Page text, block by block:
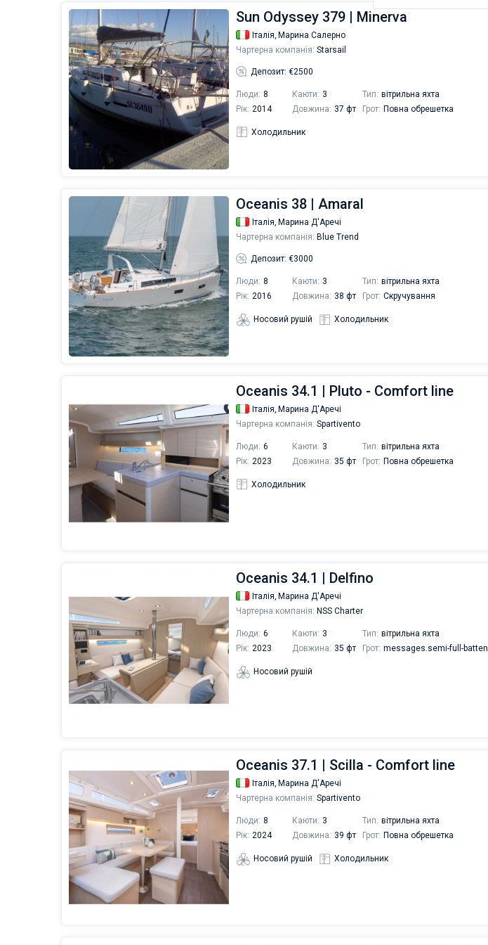
Sun Odyssey 379 | Minerva
Італія, Марина Салерно
Чартерна компанія: Starsail
Депозит: €2500
Люди: 8 Каюти: 3 Тип: вітрильна яхта
Рік: 2014 Довжина: 37 фт Грот: Повна обрешетка
Холодильник
Oceanis 38 | Amaral
Італія, Марина Д'Аречі
Чартерна компанія: Blue Trend
Депозит: €3000
Люди: 8 Каюти: 3 Тип: вітрильна яхта
Рік: 2016 Довжина: 38 фт Грот: Скручування
Носовий рушій Холодильник
Oceanis 34.1 | Pluto - Comfort line
Італія, Марина Д'Аречі
Чартерна компанія: Spartivento
Люди: 6 Каюти: 3 Тип: вітрильна яхта
Рік: 2023 Довжина: 35 фт Грот: Повна обрешетка
Холодильник
Oceanis 34.1 | Delfino
Італія, Марина Д'Аречі
Чартерна компанія: NSS Charter
Люди: 6 Каюти: 3 Тип: вітрильна яхта
Рік: 2023 Довжина: 35 фт Грот: messages.semi-full-batten
Носовий рушій
Oceanis 37.1 | Scilla - Comfort line
Італія, Марина Д'Аречі
Чартерна компанія: Spartivento
Люди: 8 Каюти: 3 Тип: вітрильна яхта
Рік: 2024 Довжина: 39 фт Грот: Повна обрешетка
Носовий рушій Холодильник